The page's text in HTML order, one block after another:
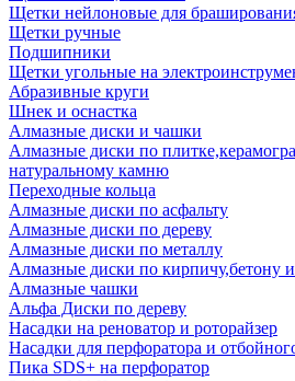
Щетки нейлоновые для
Щетки ручные
Подшипники
Щетки угольные на
Абразивные круги
Шнек и оснастка
Алмазные диски и чашки
Алмазные диски по
натуральному камню
Переходные кольца
Алмазные диски по асфальту
Алмазные диски по дереву
Алмазные диски по металлу
Алмазные диски по кирпичу,бетону
Алмазные чашки
Альфа Диски по дереву
Насадки на реноватор и роторайзер
Насадки для перфоратора и
Пика SDS+ на перфоратор